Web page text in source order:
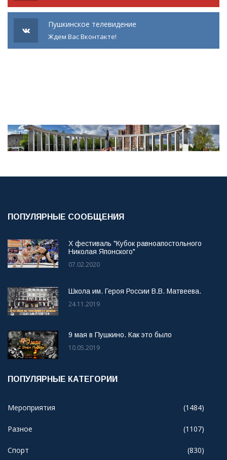
Пушкинское телевидение
Ждем Вас Вконтакте!
ПОПУЛЯРНЫЕ СООБЩЕНИЯ
X фестиваль "Кубок равноапостольного
Николая Японского"
07.02.2020
Школа им. Героя России В.В. Матвеева.
24.11.2019
9 мая в Пушкино. Как это было
10.05.2019
ПОПУЛЯРНЫЕ КАТЕГОРИИ
Мероприятия (1484)
Разное (1107)
Спорт (830)